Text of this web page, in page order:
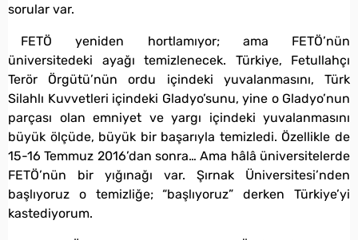
sorular var.
FETÖ yeniden hortlamıyor; ama FETÖ’nün
üniversitedeki ayağı temizlenecek. Türkiye, Fetullahçı
Terör Örgütü’nün ordu içindeki yuvalanmasını, Türk
Silahlı Kuvvetleri içindeki Gladyo’sunu, yine o Gladyo’nun
parçası olan emniyet ve yargı içindeki yuvalanmasını
büyük ölçüde, büyük bir başarıyla temizledi. Özellikle de
15-16 Temmuz 2016’dan sonra… Ama hâlâ üniversitelerde
FETÖ’nün bir yığınağı var. Şırnak Üniversitesi’nden
başlıyoruz o temizliğe; “başlıyoruz” derken Türkiye’yi
kastediyorum.